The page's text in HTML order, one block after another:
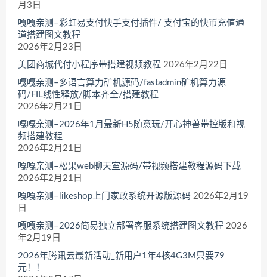
月3日
嘎嘎亲测–彩虹易支付快手支付插件/ 支付宝的快币充值通
道搭建图文教程
2026年2月23日
美团商城代付小程序带搭建视频教程 2026年2月22日
嘎嘎亲测–多语言算力矿机源码/fastadmin矿机算力源
码/FIL线性释放/脚本齐全/搭建教程
2026年2月21日
嘎嘎亲测–2026年1月最新H5随意玩/开心神兽带控版和视
频搭建教程
2026年2月21日
嘎嘎亲测–松果web聊天室源码/带视频搭建教程源码下载
2026年2月21日
嘎嘎亲测–likeshop上门家政系统开源版源码 2026年2月19
日
嘎嘎亲测–2026简易独立部署客服系统搭建图文教程 2026
年2月19日
2026年腾讯云最新活动_新用户1年4核4G3M只要79
元！！